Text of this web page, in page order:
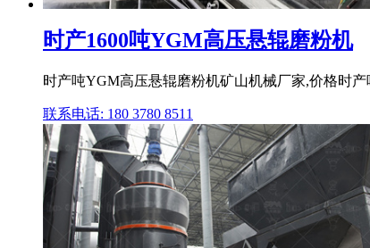
时产1600吨YGM高压悬辊磨粉机
时产吨YGM高压悬辊磨粉机矿山机械厂家,价格时
联系电话: 180 3780 8511